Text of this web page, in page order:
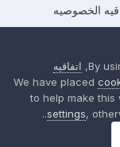
الخصوصيه
By
, اتفاقيه
to help make
settings ,